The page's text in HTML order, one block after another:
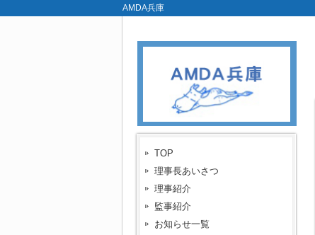
AMDA兵庫
TOP
理事長あいさつ
理事紹介
監事紹介
お知らせ一覧